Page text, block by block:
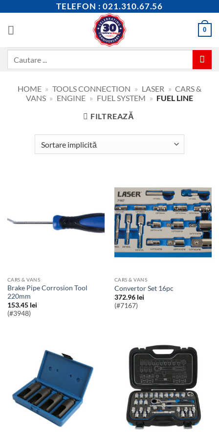
content
TELEFON : 021.310.67.56
0
HOME » TOOLS CONNECTION » LASER » CARS &
VANS » ENGINE » FUEL SYSTEM » FUEL LINE
FILTREAZĂ
CARS & VANS
Brake Pipe Corrosion Tool
220mm
153.45 lei
(#3948)
CARS & VANS
Convertor Set 16pc
372.96 lei
(#7167)